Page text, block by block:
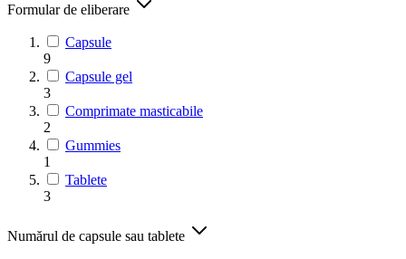
Formular de eliberare
Capsule
9
Capsule gel
3
Comprimate masticabile
2
Gummies
1
Tablete
3
Numărul de capsule sau tablete